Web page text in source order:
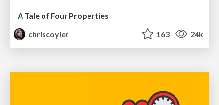
A Tale of Four Properties
chriscoyier
163 24k